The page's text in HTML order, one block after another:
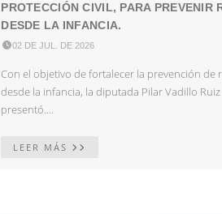
PROTECCIÓN CIVIL, PARA PREVENIR
DESDE LA INFANCIA.
02 DE JUL. DE 2026
Con el objetivo de fortalecer la prevención de
desde la infancia, la diputada Pilar Vadillo Ruiz
presentó....
LEER MÁS